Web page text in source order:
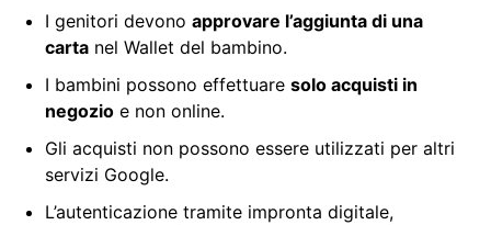
I genitori devono approvare l’aggiunta di una
carta nel Wallet del bambino.
I bambini possono effettuare solo acquisti in
negozio e non online.
Gli acquisti non possono essere utilizzati per altri
servizi Google.
L’autenticazione tramite impronta digitale,